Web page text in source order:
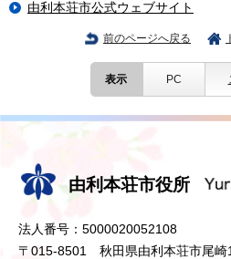
由利本荘市公式ウェブサイト
前のページへ戻る
表示 PC
由利本荘市役所
法人番号：5000020052108
〒015-8501 秋田県由利本荘市尾崎